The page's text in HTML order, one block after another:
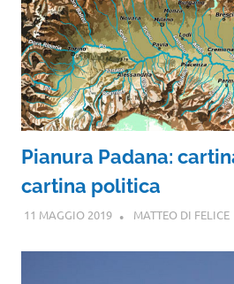
Pianura Padana:
cartina politica
11 MAGGIO 2019 MATTEO DI FELICE